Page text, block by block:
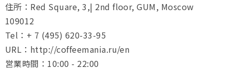
住所：Red Square, 3,| 2nd floor, GUM, Moscow
109012
Tel：+ 7 (495) 620-33-95
URL：http://coffeemania.ru/en
営業時間：10:00 - 22:00